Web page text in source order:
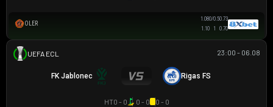
OLER
1.080/0.50.73
1.10
1 0.70
23:00 - 06.08
FK Jablonec Rigas FS
HT0 - 0 0 - 0 0 - 0